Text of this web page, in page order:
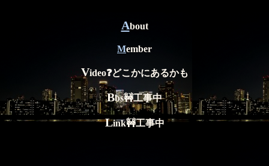
About
Member
Video❓どこかにあるかも
Bbs🚧工事中
Link🚧工事中